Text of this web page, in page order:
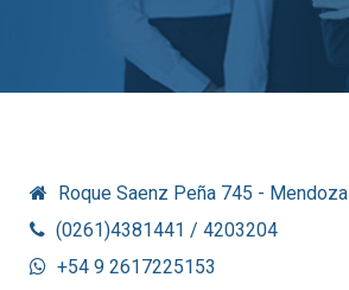
Roque Saenz Peña 745 - Mendoza
(0261)4381441 / 4203204
+54 9 2617225153